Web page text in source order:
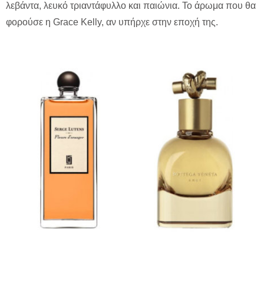
λεβάντα, λευκό τριαντάφυλλο και παιώνια. Το άρωμα που θα
φορούσε η Grace Kelly, αν υπήρχε στην εποχή της.